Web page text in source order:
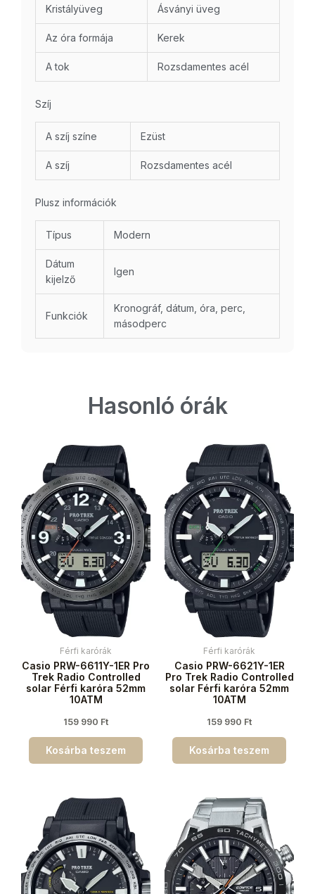
Kristályüveg Ásványi üveg
Az óra formája Kerek
A tok Rozsdamentes acél
Szíj
A szíj színe Ezüst
A szíj Rozsdamentes acél
Plusz információk
Típus Modern
Dátum
kijelző
Igen
Funkciók
Kronográf, dátum, óra, perc,
másodperc
Hasonló órák
Férfi karórák
Casio PRW-6611Y-1ER Pro
Trek Radio Controlled
solar Férfi karóra 52mm
10ATM
159 990 Ft
Kosárba teszem
Férfi karórák
Casio PRW-6621Y-1ER
Pro Trek Radio Controlled
solar Férfi karóra 52mm
10ATM
159 990 Ft
Kosárba teszem